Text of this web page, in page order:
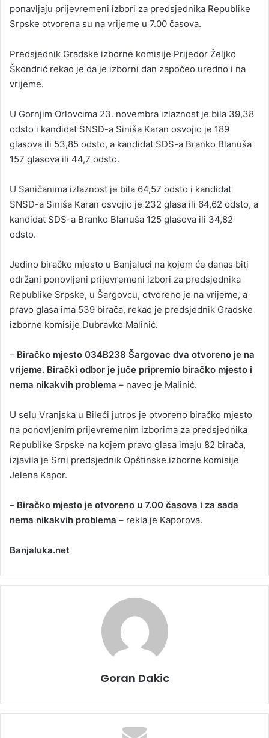
ponavljaju prijevremeni izbori za predsjednika Republike
Srpske otvorena su na vrijeme u 7.00 časova.
Predsjednik Gradske izborne komisije Prijedor Željko
Škondrić rekao je da je izborni dan započeo uredno i na
vrijeme.
U Gornjim Orlovcima 23. novembra izlaznost je bila 39,38
odsto i kandidat SNSD-a Siniša Karan osvojio je 189
glasova ili 53,85 odsto, a kandidat SDS-a Branko Blanuša
157 glasova ili 44,7 odsto.
U Saničanima izlaznost je bila 64,57 odsto i kandidat
SNSD-a Siniša Karan osvojio je 232 glasa ili 64,62 odsto, a
kandidat SDS-a Branko Blanuša 125 glasova ili 34,82
odsto.
Јedino biračko mjesto u Banjaluci na kojem će danas biti
održani ponovljeni prijevremeni izbori za predsjednika
Republike Srpske, u Šargovcu, otvoreno je na vrijeme, a
pravo glasa ima 539 birača, rekao je predsjednik Gradske
izborne komisije Dubravko Malinić.
– Biračko mjesto 034B238 Šargovac dva otvoreno je na
vrijeme. Birački odbor je juče pripremio biračko mjesto i
nema nikakvih problema – naveo je Malinić.
U selu Vranjska u Bileći jutros je otvoreno biračko mjesto
na ponovljenim prijevremenim izborima za predsjednika
Republike Srpske na kojem pravo glasa imaju 82 birača,
izjavila je Srni predsjednik Opštinske izborne komisije
Јelena Kapor.
– Biračko mjesto je otvoreno u 7.00 časova i za sada
nema nikakvih problema – rekla je Kaporova.
Banjaluka.net
Goran Dakic